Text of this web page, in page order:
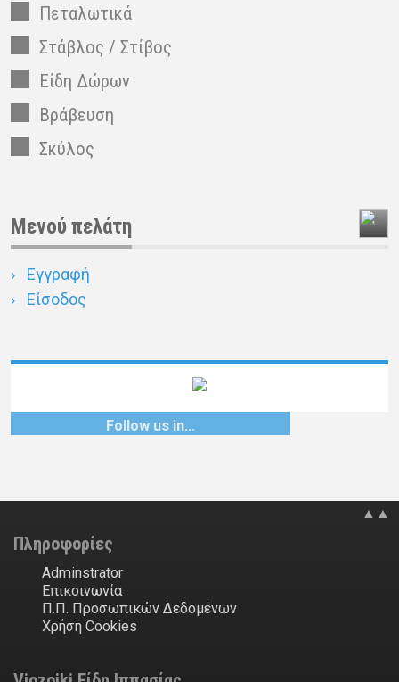
Πεταλωτικά
Στάβλος / Στίβος
Είδη Δώρων
Βράβευση
Σκύλος
Μενού πελάτη
Εγγραφή
Είσοδος
Follow us at…
▲▲
Πληροφορίες
Adminstrator
Επικοινωνία
Π.Π. Προσωπικών Δεδομένων
Χρήση Cookies